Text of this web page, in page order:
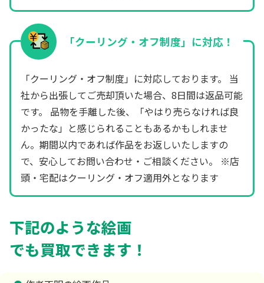
「クーリング・オフ制度」に対応！
「クーリング・オフ制度」に対応しております。 当
社から出張してご売却頂いた場合、8日間は返品可能
です。 品物を手離した後、「やはり売らなければ良
かったな」と感じられることもあるかもしれませ
ん。期間以内であれば作品をお返しいたしますの
で、安心してお問い合わせ・ご相談ください。 ※店
頭・宅配はクーリング・オフ適用外となります
下記のような絵画
でも買取できます！